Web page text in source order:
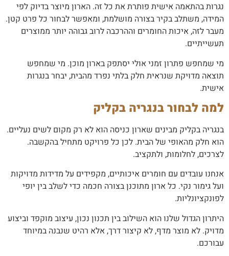
נגרות בהתאמה אישית פותרת את כל זה. הארון מיוצר בדיוק לפי
המידה, משתלב בקיר בצורה מושלמת, ומאפשר לבחור כל פרט קטן.
מעבר לזה, איכות החומרים וההרכבה לרוב גבוהה יותר ממוצרים
תעשייתיים.
מי שמחפש פתרון זמני אולי יסתפק בארון מוכן. מי שמחפש
תוצאה מדויקת שנראית חלק בלתי נפרד מהבית, יבחר בנגרות
אישית.
למה לבחור בנגריה בקליק
בנגריה בקליק מבינים שארון כניסה הוא לא רק מקום לשים נעליים.
הוא חלק מהאופי של הבית. לכן כל פרויקט מתחיל בהקשבה.
לצרכים, לחלומות, ולתקציב.
אנחנו עובדים עם חומרים איכותיים, מקפידים על מדידות מדויקות
ועל גימור נקי. כל ארון מתוכנן בצורה חכמה כדי לשלב בין יופי
לפונקציונליות.
היתרון הגדול שלנו הוא השילוב בין תכנון נכון, עיצוב מוקפד וביצוע
מדויק. לא מוצר מדף, לא קיצור דרך, אלא רהיט שנבנה במיוחד
עבורכם.